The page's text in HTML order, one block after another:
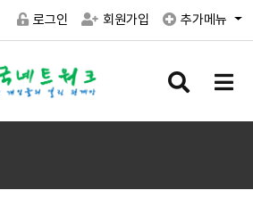
로그인 회원가입 추가메뉴
검
버
메
버